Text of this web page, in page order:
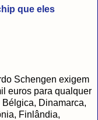
que eles
Schengen exigem
euros para qualquer
Dinamarca,
Finlândia,